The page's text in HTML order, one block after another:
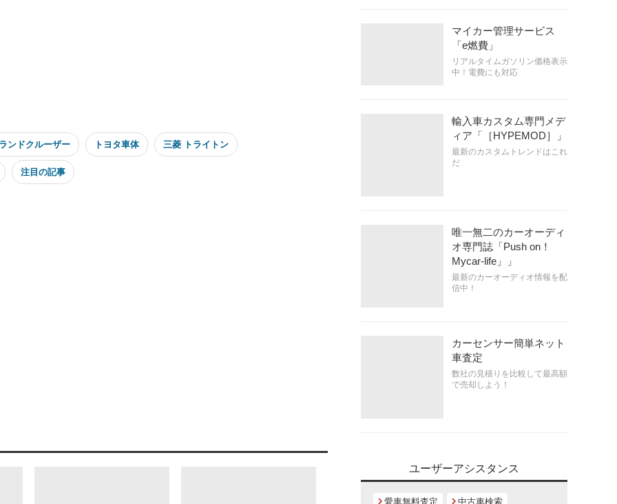
ンドクルーザー トヨタ車体 三菱 トライトン
注目の記事
マイカー管理サービス
「e燃費」
リアルタイムガソリン価格表示
中！電費にも対応
輸入車カスタム専門メデ
ィア「［HYPEMOD］」
最新のカスタムトレンドはこれ
だ
唯一無二のカーオーディ
オ専門誌「Push on！
Mycar-life」」
最新のカーオーディオ情報を配
信中！
カーセンサー簡単ネット
車査定
数社の見積りを比較して最高額
で売却しよう！
ユーザーアシスタンス
愛車無料査定 中古車検索